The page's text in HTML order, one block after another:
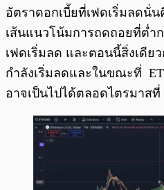
อัตราดอกเบี้ยที่เฟดเริ่มลดนั่
เส้นแนวโน้มการถดถอยที่ต่ำ
เฟดเริ่มลด และตอนนี้สิ่งเดีย
กำลังเริ่มลดและในขณะที่
อาจเป็นไปได้ตลอดไตรมาสที่